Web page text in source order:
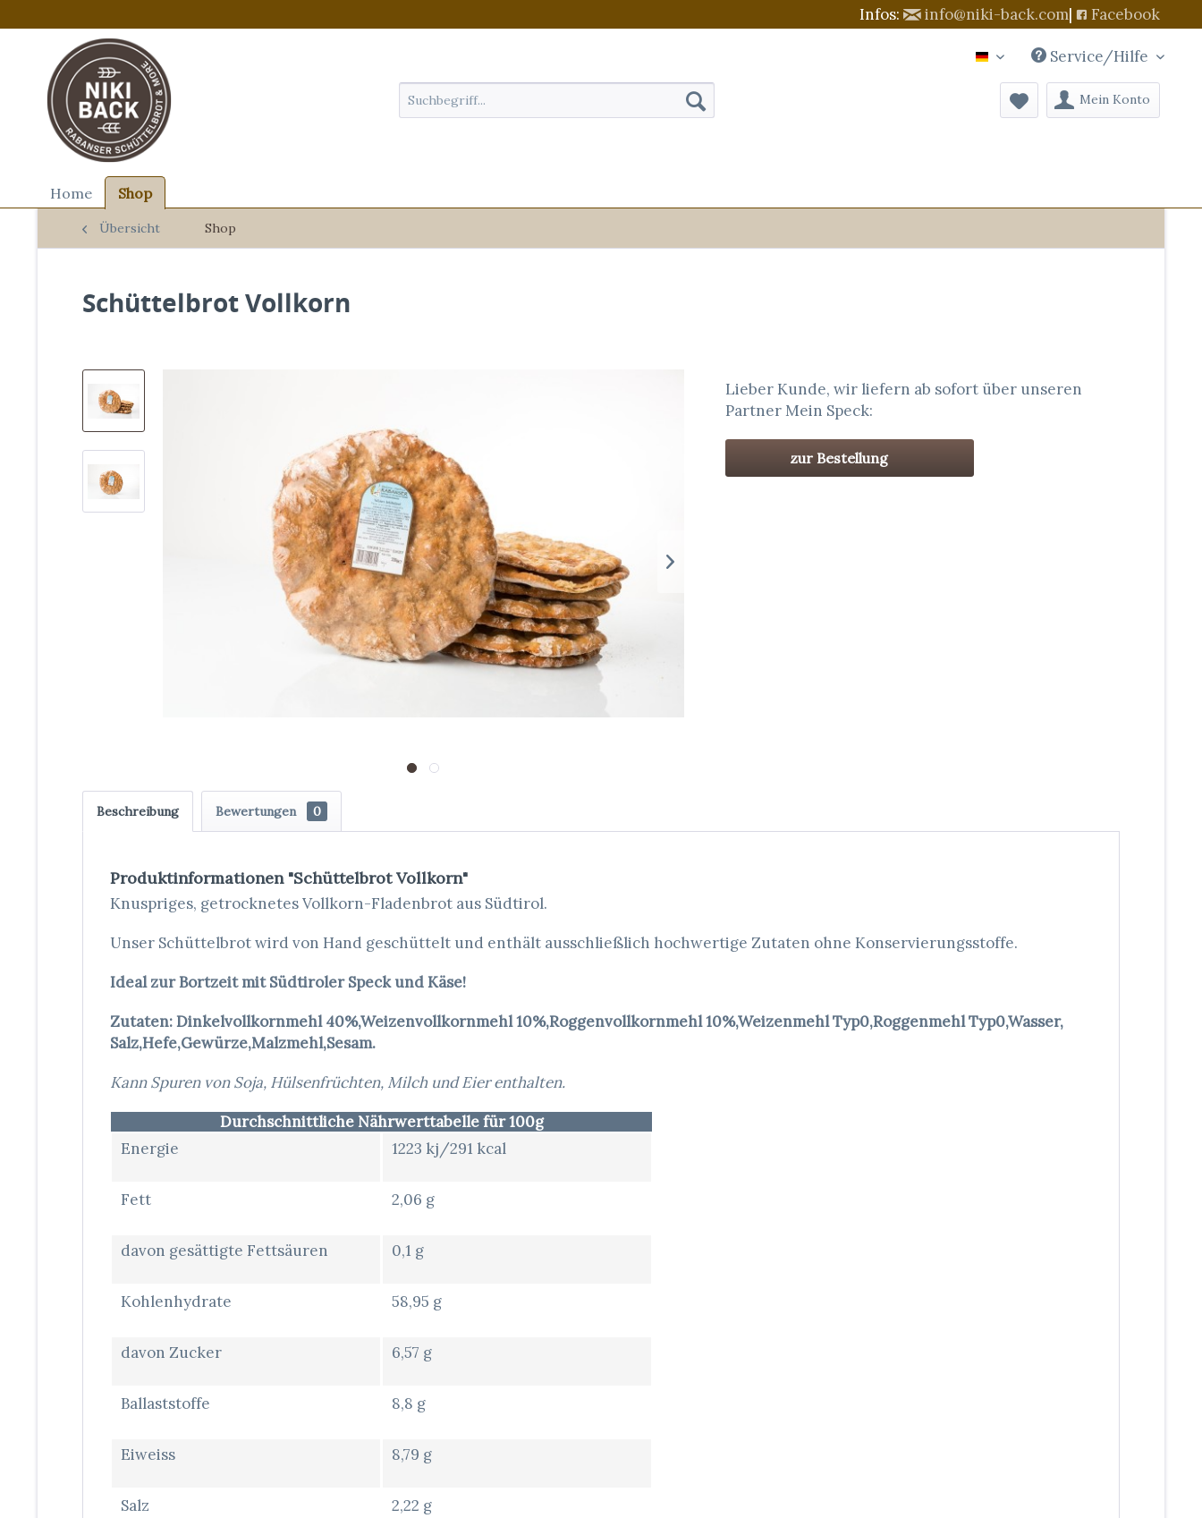
Infos: info@niki-back.com| Facebook
NikIBackService/Hilfe
Mein Konto
Home Shop
Übersicht Shop
Schüttelbrot Vollkorn
Lieber Kunde, wir liefern ab sofort über unseren
Partner Mein Speck:
zur Bestellung
Beschreibung Bewertungen 0
Produktinformationen "Schüttelbrot Vollkorn"
Knuspriges, getrocknetes Vollkorn-Fladenbrot aus Südtirol.
Unser Schüttelbrot wird von Hand geschüttelt und enthält ausschließlich hochwertige Zutaten ohne Konservierungsstoffe.
Ideal zur Bortzeit mit Südtiroler Speck und Käse!
Zutaten: Dinkelvollkornmehl 40%,Weizenvollkornmehl 10%,Roggenvollkornmehl 10%,Weizenmehl Typ0,Roggenmehl Typ0,Wasser,
Salz,Hefe,Gewürze,Malzmehl,Sesam.
Kann Spuren von Soja, Hülsenfrüchten, Milch und Eier enthalten.
Durchschnittliche Nährwerttabelle für 100g
Energie
1223 kj/291 kcal
Fett 2,06 g
davon gesättigte Fettsäuren 0,1 g
Kohlenhydrate 58,95 g
davon Zucker 6,57 g
Ballaststoffe 8,8 g
Eiweiss 8,79 g
Salz 2,22 g